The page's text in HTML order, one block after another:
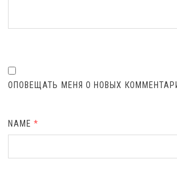
ОПОВЕЩАТЬ МЕНЯ О НОВЫХ
NAME*